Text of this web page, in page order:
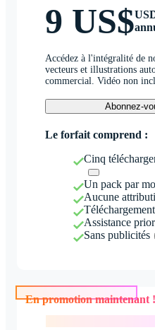
9 US$
Accédez à l'intégralité de
vecteurs et illustrations
commercial. Vidéo non
Abonnez-
Le forfait comprend :
Cinq
Un pack par
Aucune
Assistance
Sans publicités
En promotion maintenant !